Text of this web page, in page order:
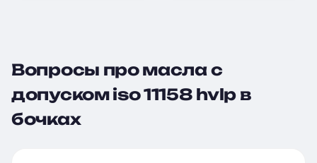
Вопросы про масла с
допуском iso 11158 hvlp в
бочках